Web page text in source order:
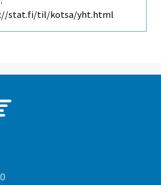
stat.fi/til/kotsa/yht.html